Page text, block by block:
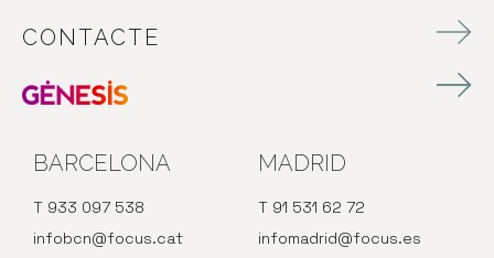
CONTACTE
BARCELONA
T 933 097 538
infobcn@focus.cat
MADRID
T 91 531 62 72
infomadrid@focus.es